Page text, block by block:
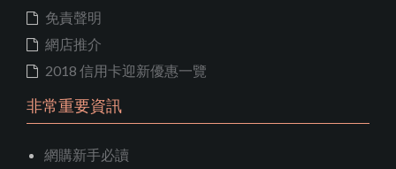
免責聲明
網店推介
2018 信用卡迎新優惠一覽
非常重要資訊
網購新手必讀